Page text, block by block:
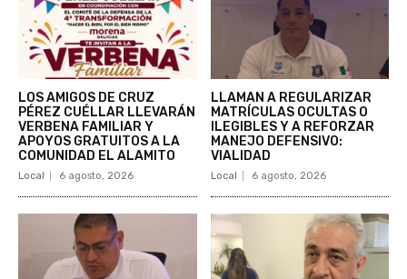
LOS AMIGOS DE CRUZ
PÉREZ CUÉLLAR LLEVARÁN
VERBENA FAMILIAR Y
APOYOS GRATUITOS A LA
COMUNIDAD EL ALAMITO
Local 6 agosto, 2026
LLAMAN A REGULARIZAR
MATRÍCULAS OCULTAS O
ILEGIBLES Y A REFORZAR
MANEJO DEFENSIVO:
VIALIDAD
Local 6 agosto, 2026